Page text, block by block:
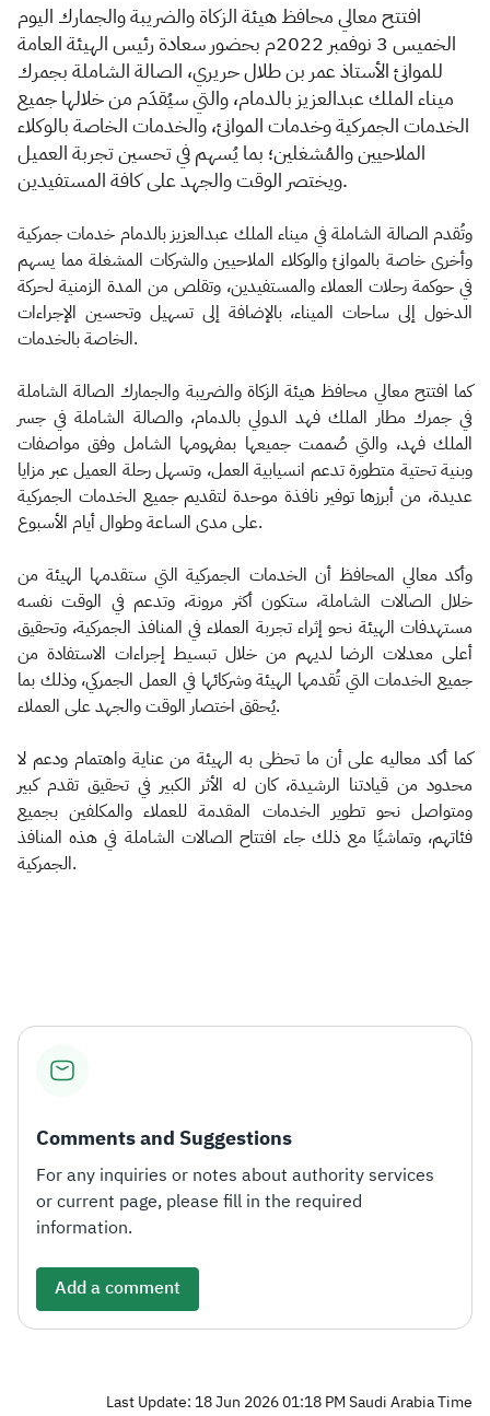
افتتح معالي محافظ هيئة الزكاة والضريبة والجمارك اليوم
الخميس 3 نوفمبر 2022م بحضور سعادة رئيس الهيئة العامة
للموانئ الأستاذ عمر بن طلال حريري، الصالة الشاملة بجمرك
ميناء الملك عبدالعزيز بالدمام، والتي سيُقدَم من خلالها جميع
الخدمات الجمركية وخدمات الموانئ، والخدمات الخاصة بالوكلاء
الملاحيين والمُشغلين؛ بما يُسهم في تحسين تجربة العميل
ويختصر الوقت والجهد على كافة المستفيدين.
وتُقدم الصالة الشاملة في ميناء الملك عبدالعزيز بالدمام خدمات جمركية
وأخرى خاصة بالموانئ والوكلاء الملاحيين والشركات المشغلة مما يسهم
في حوكمة رحلات العملاء والمستفيدين، وتقلص من المدة الزمنية لحركة
الدخول إلى ساحات الميناء، بالإضافة إلى تسهيل وتحسين الإجراءات
الخاصة بالخدمات.
كما افتتح معالي محافظ هيئة الزكاة والضريبة والجمارك الصالة الشاملة
في جمرك مطار الملك فهد الدولي بالدمام، والصالة الشاملة في جسر
الملك فهد، والتي صُممت جميعها بمفهومها الشامل وفق مواصفات
وبنية تحتية متطورة تدعم انسيابية العمل، وتسهل رحلة العميل عبر مزايا
عديدة، من أبرزها توفير نافذة موحدة لتقديم جميع الخدمات الجمركية
على مدى الساعة وطوال أيام الأسبوع.
وأكد معالي المحافظ أن الخدمات الجمركية التي ستقدمها الهيئة من
خلال الصالات الشاملة، ستكون أكثر مرونة، وتدعم في الوقت نفسه
مستهدفات الهيئة نحو إثراء تجربة العملاء في المنافذ الجمركية، وتحقيق
أعلى معدلات الرضا لديهم من خلال تبسيط إجراءات الاستفادة من
جميع الخدمات التي تُقدمها الهيئة وشركائها في العمل الجمركي، وذلك بما
يُحقق اختصار الوقت والجهد على العملاء.
كما أكد معاليه على أن ما تحظى به الهيئة من عناية واهتمام ودعم لا
محدود من قيادتنا الرشيدة، كان له الأثر الكبير في تحقيق تقدم كبير
ومتواصل نحو تطوير الخدمات المقدمة للعملاء والمكلفين بجميع
فئاتهم، وتماشيًا مع ذلك جاء افتتاح الصالات الشاملة في هذه المنافذ
الجمركية. ​
Comments and Suggestions
For any inquiries or notes about authority services
or current page, please fill in the required
information.
Add a comment
Last Update: 18 Jun 2026 01:18 PM Saudi Arabia Time